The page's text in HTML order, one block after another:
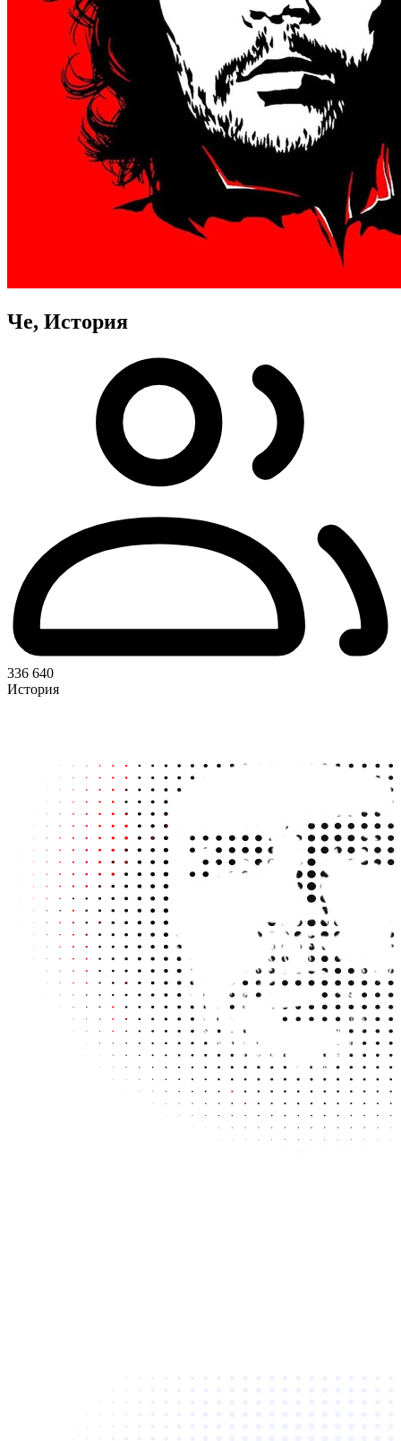
Че, История
336 640
История